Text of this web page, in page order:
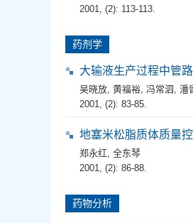
2001, (2): 113-113.
药剂学
大输液生产过程中管
吴晓放, 黄福裕, 冯常泗 , 潘
2001, (2): 83-85.
地塞米松脂质体质量
郑永红, 全东琴
2001, (2): 86-88.
药物分析